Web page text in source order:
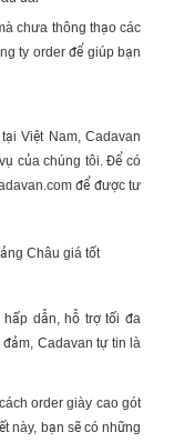
chưa thông thạo các
ty order để giúp bạn
Việt Nam, Cadavan
của chúng tôi. Để có
để được tư
Châu giá tốt
dẫn, hỗ trợ tối đa
Cadavan tự tin là
order giày cao gót
này, bạn sẽ có những